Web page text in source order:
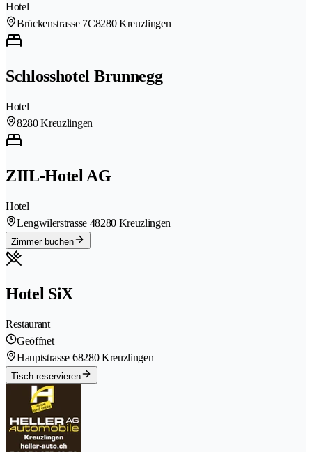
Hotel
Brückenstrasse 7C8280 Kreuzlingen
Schlosshotel Brunnegg
Hotel
8280 Kreuzlingen
ZIIL-Hotel AG
Hotel
Lengwilerstrasse 48280 Kreuzlingen
Zimmer buchen
Hotel SiX
Restaurant
Geöffnet
Hauptstrasse 68280 Kreuzlingen
Tisch reservieren